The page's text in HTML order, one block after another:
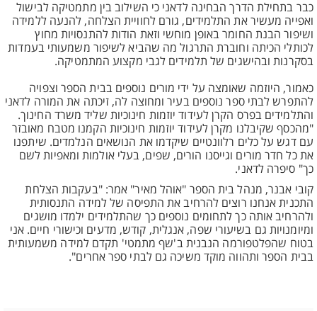
כבר בתחילת הדרך הבחינה לדאני כי השילוב בין מתמטיקה לבישול
ואפייה מעשיר את התלמידים, גורם לחוויית הצלחה, להנעה ללמידה
ושיפור הבנת החומר באופן מוחשי וזאת הודות להתנסויות מחוץ
לכותלי הכיתה וחוברת התרגול מה שהביא לשיפור משמעותי בעמדות
בסקרנות ובהישגים של תלמידים לגבי מקצוע המתמטיקה.
כאמור, היוזמה שאומצה על ידי מורים נוספים בבית הספר וצפויה
להתפרש לבתי ספר נוספים בעיר ומחוצה לה, זיכתה את המורה לדאני
והתלמידים בפרס הקרן לעידוד יוזמות חינוכיות שליד משרד החינוך.
"מהכסף שקיבלנו מקרן לעידוד יוזמות חינוכיות הקמנו מטבח מאובזר
עם דגש על כלים רלוונטיים שיקדמו את הנושאים הנלמדים. שיתפנו
את כל חדר מורים וגייסנו הורים, שפים, בעלי אולמות ומאפיות לשם
כך" סיפרה לדאני.
קובי אבנר, מנהל בית הספר "אוהל מאיר" אמר: "בעקבות הצלחת
התכנית אנחנו רוצים להרחיב את התפיסה של למידה התנסותית
ולהרחיב אותה כך לתחומים נוספים כך שהתלמידים ילמדו מושגים
ומיומנויות גם בשיעורי שפה, אנגלית, קודש, מדעים וכישורי חיים. אני
בטוח שהפלטפורמה הנבנית ב'שף מתמטי' תקדם למידה משמעותית
בבית הספר ותהווה מוקד משיכה גם לבתי ספר אחרים".